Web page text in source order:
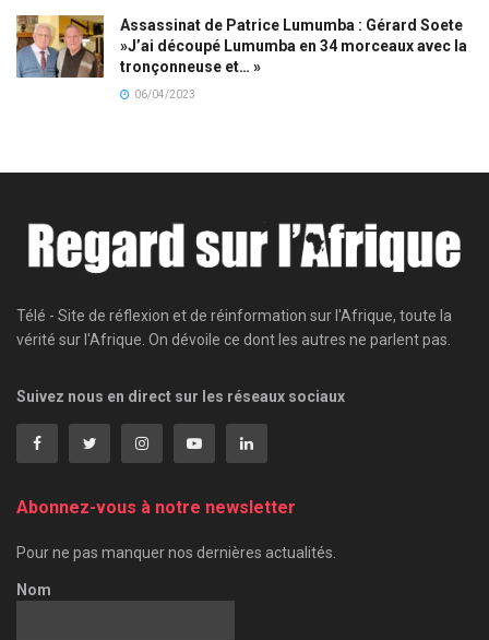
Assassinat de Patrice Lumumba : Gérard Soete
»J’ai découpé Lumumba en 34 morceaux avec la
tronçonneuse et… »
06/04/2023
Télé - Site de réflexion et de réinformation sur l'Afrique, toute la
vérité sur l'Afrique. On dévoile ce dont les autres ne parlent pas.
Suivez nous en direct sur les réseaux sociaux
Abonnez-vous à notre newsletter
Pour ne pas manquer nos dernières actualités.
Nom